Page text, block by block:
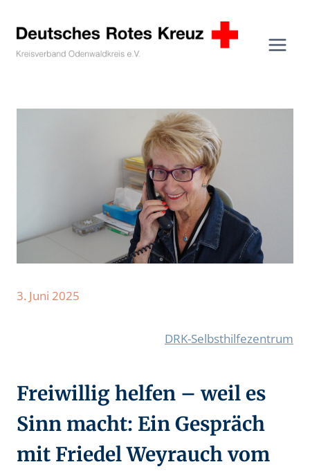
Inhalt
springen
3. Juni 2025
DRK-Selbsthilfezentrum
Freiwillig helfen – weil es
Sinn macht: Ein Gespräch
mit Friedel Weyrauch vom